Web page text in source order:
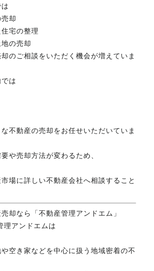
催日：平日9:30－17:30／
曜10:00－15:00（要予約）
第2第4土曜日および日曜祝祭日
相談、お問い合わせはこちら
却
宅の整理
の売却
のご相談をいただく機会が増えていま
は
不動産の売却をお任せいただいていま
や売却方法が変わるため、
場に詳しい不動産会社へ相談すること
却なら「不動産管理アンドエム」
理アンドエムは
空き家などを中心に扱う地域密着の不